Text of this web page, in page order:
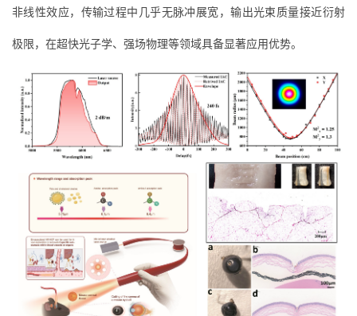
非线性效应，传输过程中几乎无脉冲展宽，输出光束质量接近衍射
极限，在超快光子学、强场物理等领域具备显著应用优势。